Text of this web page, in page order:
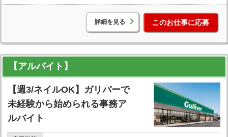
詳細を見る このお仕事に応募
【アルバイト】
【週3/ネイルOK】ガリバーで
未経験から始められる事務ア
ルバイト